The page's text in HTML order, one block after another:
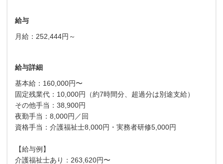
給与
月給：252,444円～
給与詳細
基本給：160,000円〜
固定残業代：10,000円（約7時間分、超過分は別途支給）
その他手当：38,900円
夜勤手当：8,000円／回
資格手当：介護福祉士8,000円・実務者研修5,000円
【給与例】
介護福祉士あり：263,620円〜